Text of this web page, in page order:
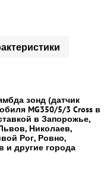
зонд (датчик
MG350/5/3 Cross в
в Запорожье,
Николаев,
Рог, Ровно,
и другие города